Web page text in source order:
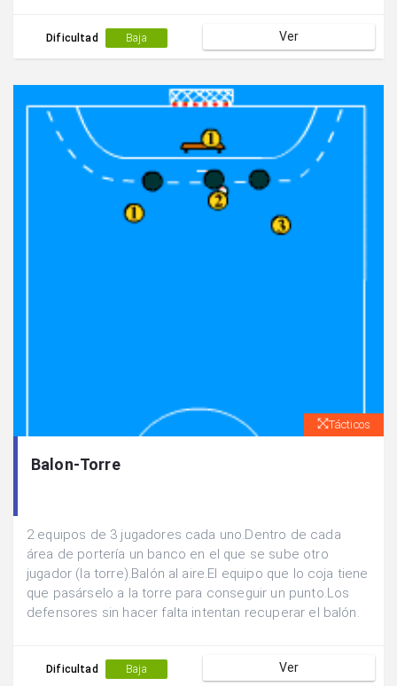
Dificultad Baja Ver
Tácticos
Balon-Torre
2 equipos de 3 jugadores cada uno.Dentro de cada
área de portería un banco en el que se sube otro
jugador (la torre).Balón al aire.El equipo que lo coja tiene
que pasárselo a la torre para conseguir un punto.Los
defensores sin hacer falta intentan recuperar el balón.
Dificultad Baja Ver